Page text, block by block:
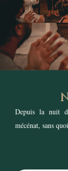
Depuis la nuit
mécénat, sans